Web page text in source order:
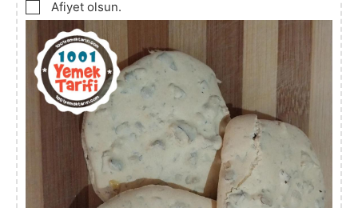
▢
Afiyet olsun.